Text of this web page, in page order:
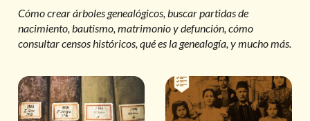
Cómo crear árboles genealógicos, buscar partidas de
nacimiento, bautismo, matrimonio y defunción, cómo
consultar censos históricos, qué es la genealogía, y mucho más.